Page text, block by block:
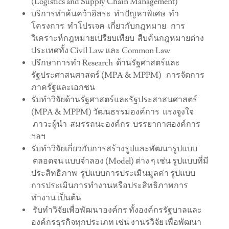
บริการทำค้นคว้าอิสระ ทำปัญหาพิเศษ ทำ
โครงการ ทำโปรเจค เกี่ยวกับกฎหมาย การ
วิเคราะห์กฎหมายเปรียบเทียบ สืบค้นกฎหมายต่าง
ประเทศทั้ง Civil Law และ Common Law
ปรึกษาการทำ Research ด้านรัฐศาสตร์และ
รัฐประศาสนศาสตร์ (MPA & MPPM) การจัดการ
ภาครัฐและเอกชน
รับทำวิจัยด้านรัฐศาสตร์และรัฐประสาสนศาสตร์
(MPA & MPPM) วัฒนธรรมองค์การ แรงจูงใจ
ภาวะผู้นำ สมรรถนะองค์กร บรรยากาศองค์การ
ฯลฯ
รับทำวิจัยเกี่ยวกับการสร้างรูปและพัฒนารูปแบบ
ตลอดจน แบบจำลอง (Model) ต่าง ๆ เช่น รูปแบบที่มี
ประสิทธิภาพ รูปแบบการประเมินมูลค่า รูปแบบ
การประเมินการทำงานหรือประสิทธิภาพการ
ทำงาน เป็นต้น
รับทำวิจัยเพื่อพัฒนาองค์กร ทั้งองค์กรรัฐบาลและ
องค์กรธุรกิจทุกประเภท เช่น งานรวิจัย เพื่อพัฒนา